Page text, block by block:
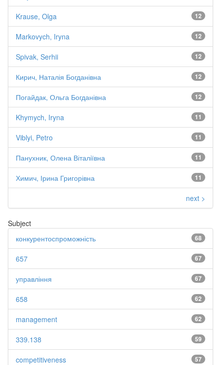
12
Krause, Olga
12
Markovych, Iryna
12
Spivak, Serhii
12
Кирич, Наталія Богданівна
12
Погайдак, Ольга Богданівна
11
Khymych, Iryna
11
Viblyi, Petro
11
Панухник, Олена Віталіївна
11
Химич, Ірина Григорівна
next >
Subject
68
конкурентоспроможність
67
657
67
управління
62
658
62
management
59
339.138
57
competitiveness